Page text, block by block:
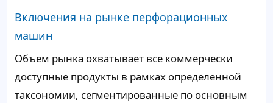
Включения на рынке перфорационных
машин
Объем рынка охватывает все коммерчески
доступные продукты в рамках определенной
таксономии, сегментированные по основным